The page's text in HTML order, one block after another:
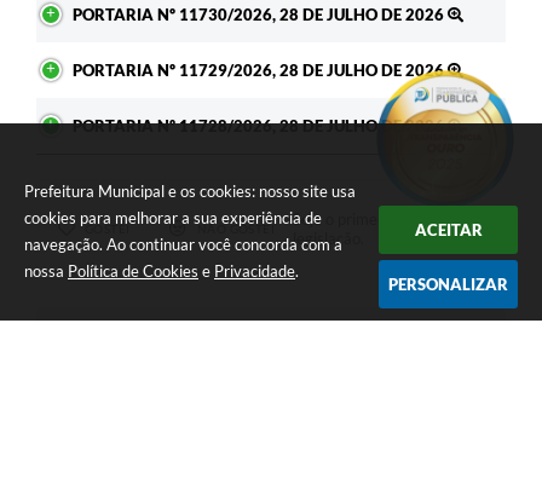
Prefeitura Municipal e os cookies: nosso site usa
cookies para melhorar a sua experiência de
navegação. Ao continuar você concorda com a
nossa Política de Cookies e Privacidade.
ACEITAR
PERSONALIZAR
PORTARIA Nº 11730/2026, 28 DE JULHO DE 2026
PORTARIA Nº 11729/2026, 28 DE JULHO DE 2026
PORTARIA Nº 11728/2026, 28 DE JULHO DE 2026
GOSTEI NÃO GOSTEI
Seja o primeiro a curtir esta
legislação.